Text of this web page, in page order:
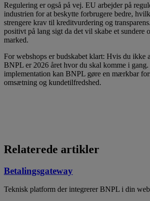
Regulering er også på vej. EU arbejder på
industrien for at beskytte forbrugere bedre,
strengere krav til kreditvurdering og
positivt på lang sigt da det vil skabe et sundere
marked.
For webshops er budskabet klart: Hvis du ikke
BNPL er 2026 året hvor du skal komme i
implementation kan BNPL gøre en mærkbar
omsætning og kundetilfredshed.
Relaterede artikler
Betalingsgateway
Teknisk platform der integrerer BNPL i din